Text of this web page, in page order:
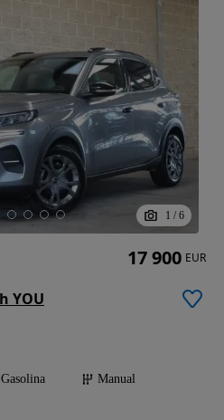
1 / 6
YOU
Gasolina
Manual
17 900 EUR